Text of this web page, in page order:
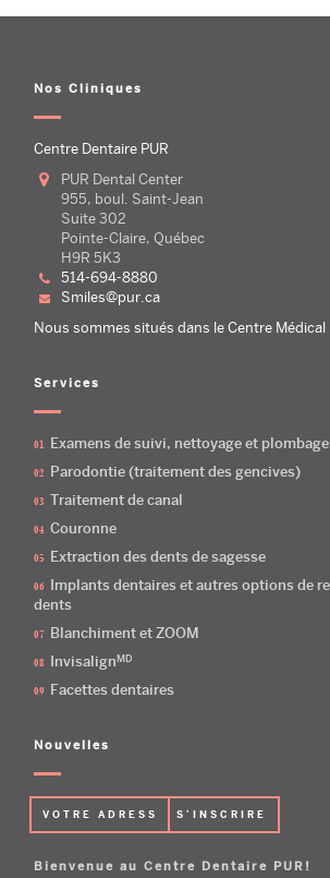
Nos Cliniques
Centre Dentaire PUR
PUR Dental Center
955, boul. Saint-Jean
Suite 302
Pointe-Claire, Québec
H9R 5K3
514-694-8880
smiles@pur.ca
Nous sommes situés dans le Centre
Services
Examens de suivi, nettoyage et
Parodontie (traitement des gencives)
Traitement de canal
Couronne
Extraction des dents de sagesse
Implants dentaires et autres options de
dents
Blanchiment et ZOOM
Invisalign MD
Facettes dentaires
Nouvelles
Bienvenue au Centre Dentaire PUR!